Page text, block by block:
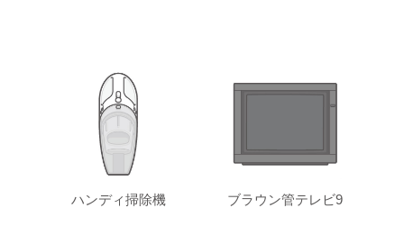
ハンディ掃除機 ブラウン管テレビ9